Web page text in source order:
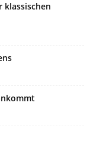
klassischen